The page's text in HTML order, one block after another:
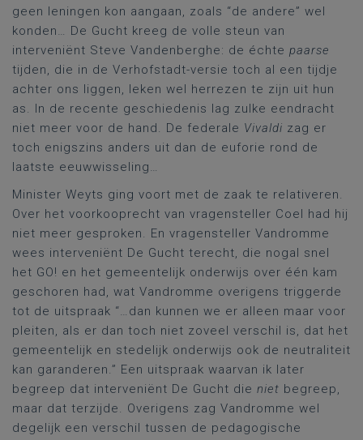
geen leningen kon aangaan, zoals “de andere” wel
konden… De Gucht kreeg de volle steun van
interveniënt Steve Vandenberghe: de échte paarse
tijden, die in de Verhofstadt-versie toch al een tijdje
achter ons liggen, leken wel herrezen te zijn uit hun
as. In de recente geschiedenis lag zulke eendracht
niet meer voor de hand. De federale Vivaldi zag er
toch enigszins anders uit dan de euforie rond de
laatste eeuwwisseling…
Minister Weyts ging voort met de zaak te relativeren.
Over het voorkooprecht van vragensteller Coel had hij
niet meer gesproken. En vragensteller Vandromme
wees interveniënt De Gucht terecht, die nogal snel
het GO! en het gemeentelijk onderwijs over één kam
geschoren had, wat Vandromme overigens triggerde
tot de uitspraak “…dan kunnen we er alleen maar voor
pleiten, als er dan toch niet zoveel verschil is, dat het
gemeentelijk en stedelijk onderwijs ook de neutraliteit
kan garanderen.” Een uitspraak waarvan ik later
begreep dat interveniënt De Gucht die niet begreep,
maar dat terzijde. Overigens zag Vandromme wel
degelijk een verschil tussen de pedagogische